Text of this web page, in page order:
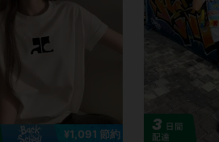
¥1,091 節約